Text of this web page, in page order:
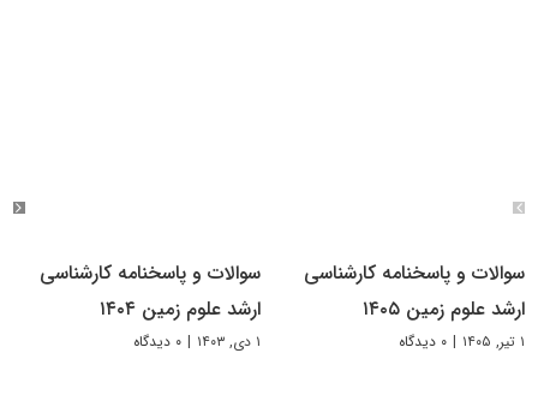
سوالات و پاسخنامه کارشناسی
ارشد علوم زمین ۱۴۰۵
۱ تیر, ۱۴۰۵ | ۰ دیدگاه
سوالات و پاسخنامه کارشناسی
ارشد علوم زمین ۱۴۰۴
۱ دی, ۱۴۰۳ | ۰ دیدگاه